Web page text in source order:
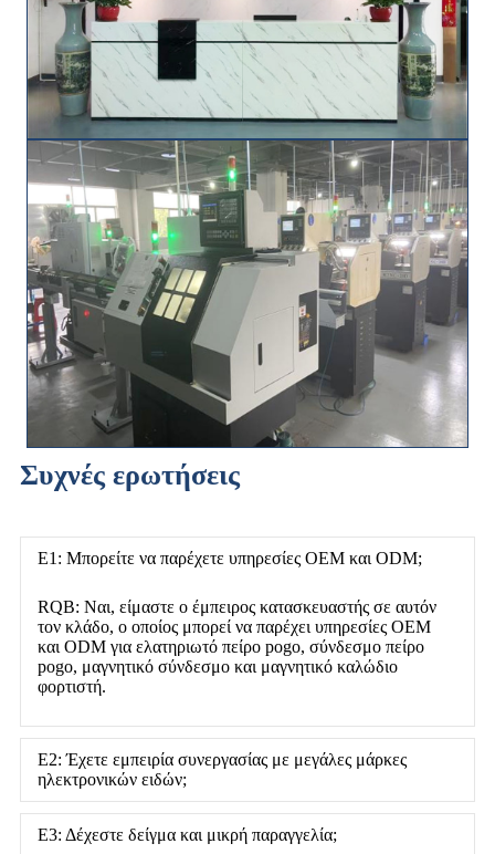
Συχνές ερωτήσεις
Ε1: Μπορείτε να παρέχετε υπηρεσίες OEM και ODM;
RQB: Ναι, είμαστε ο έμπειρος κατασκευαστής σε αυτόν
τον κλάδο, ο οποίος μπορεί να παρέχει υπηρεσίες OEM
και ODM για ελατηριωτό πείρο pogo, σύνδεσμο πείρο
pogo, μαγνητικό σύνδεσμο και μαγνητικό καλώδιο
φορτιστή.
Ε2: Έχετε εμπειρία συνεργασίας με μεγάλες μάρκες
ηλεκτρονικών ειδών;
Ε3: Δέχεστε δείγμα και μικρή παραγγελία;